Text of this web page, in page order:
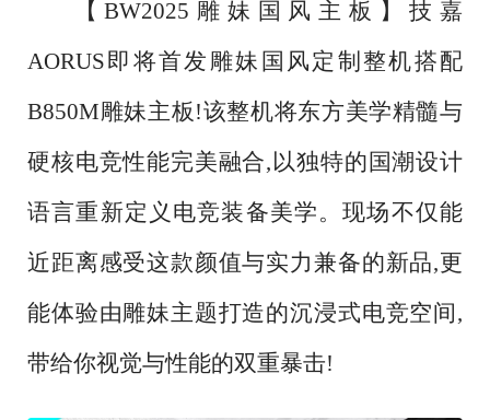
【BW2025雕妹国风主板】技嘉
AORUS即将首发雕妹国风定制整机搭配
B850M雕妹主板!该整机将东方美学精髓与
硬核电竞性能完美融合,以独特的国潮设计
语言重新定义电竞装备美学。现场不仅能
近距离感受这款颜值与实力兼备的新品,更
能体验由雕妹主题打造的沉浸式电竞空间,
带给你视觉与性能的双重暴击!